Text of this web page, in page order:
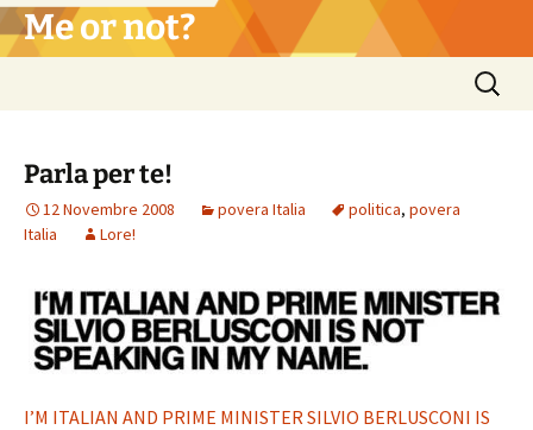
Vai
al Me or not?
Ricerca
per:
Parla per te!
12 Novembre 2008 povera Italia politica, povera
Italia
Lore!
I’M ITALIAN AND PRIME MINISTER SILVIO BERLUSCONI IS